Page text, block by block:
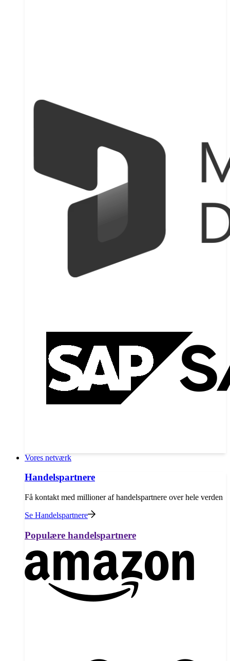
Vores netværk
Handelspartnere
Få kontakt med millioner af handelspartnere over hele verden
Se Handelspartnere
Populære handelspartnere